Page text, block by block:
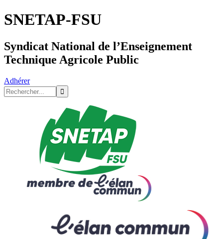
SNETAP-FSU
Syndicat National de l’Enseignement
Technique Agricole Public
Adhérer